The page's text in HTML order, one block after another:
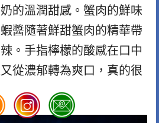
的溫潤甜感。蟹肉的鮮味
醬隨著鮮甜蟹肉的精華帶
。手指檸檬的酸感在口中
從濃郁轉為爽口，真的很